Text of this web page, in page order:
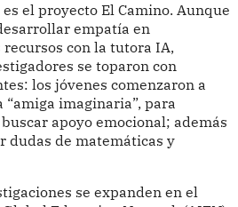
el proyecto El Camino. Aunque
empatía en
con la tutora IA,
se toparon con
los jóvenes comenzaron a
imaginaria”, para
apoyo emocional; además
dudas de matemáticas y
se expanden en el